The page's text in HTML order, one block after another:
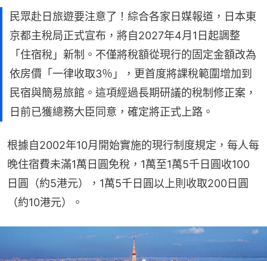
民眾赴日旅遊要注意了！綜合各家日媒報道，日本東
京都主稅局正式宣布，將自2027年4月1日起調整
「住宿稅」新制。不僅將稅額從現行的固定金額改為
依房價「一律收取3％」，更首度將課稅範圍增加到
民宿與簡易旅館。這項經過長期研議的稅制修正案，
日前已獲總務大臣同意，確定將正式上路。
根據自2002年10月開始實施的現行制度規定，每人每
晚住宿費未滿1萬日圓免稅，1萬至1萬5千日圓收100
日圓（約5港元），1萬5千日圓以上則收取200日圓
（約10港元）。